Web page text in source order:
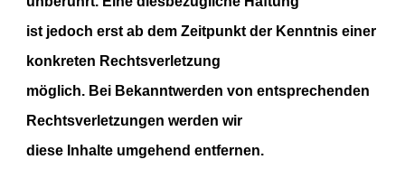
ist jedoch erst ab dem Zeitpunkt der Kenntnis einer
konkreten Rechtsverletzung
möglich. Bei Bekanntwerden von entsprechenden
Rechtsverletzungen werden wir
diese Inhalte umgehend entfernen.